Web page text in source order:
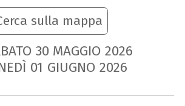
sulla mappa
30 MAGGIO 2026
01 GIUGNO 2026